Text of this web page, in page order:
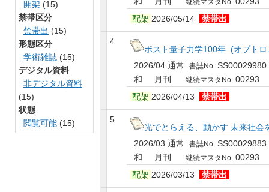
開架 (15)
禁帯区分
禁帯出 (15)
形態区分
学術雑誌 (15)
デジタル資料
非デジタル資料
(15)
状態
閲覧可能 (15)
配架 2026/05/14 禁帯出
4
ポスト量子力学100年 (オプ
2026/04 通常
書誌No. SS00029980
和 月刊
継続マスタNo. 00293
配架 2026/04/13 禁帯出
5
光でとらえる、動かす 未来社
2026/03 通常
書誌No. SS00029883
和 月刊
継続マスタNo. 00293
配架 2026/03/13 禁帯出